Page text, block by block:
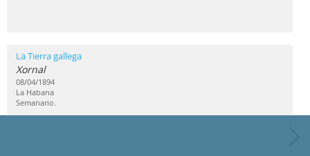
La Tierra gallega
Xornal
08/04/1894
La Habana
Semanario.